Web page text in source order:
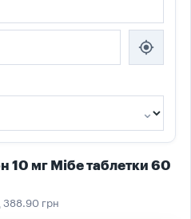
my_location
10 мг Мібе таблетки 60
388.90 грн